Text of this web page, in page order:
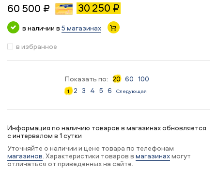
60 500 ₽ 30 250 ₽
в наличии в 5 магазинах
в избранное
Показать по: 20 60 100
1 2 3 4 5 6 Следующая
Информация по наличию товаров в магазинах обновляется
с интервалом в 1 сутки
Уточняйте о наличии и цене товара по телефонам
магазинов. Характеристики товаров в магазинахмогут
отличаться от приведенных на сайте.